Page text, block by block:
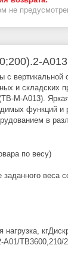
не
А013
и
M-A013).
функций и
в
по весу)
веса
ТВ3600,210/